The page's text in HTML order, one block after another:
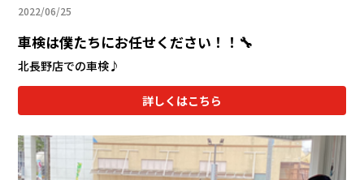
2022/06/25
車検は僕たちにお任せください！！🔧
北長野店での車検♪
詳しくはこちら